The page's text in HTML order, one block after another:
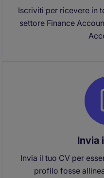
Iscriviti per ricevere in
settore Finance
Invia
Invia il tuo CV per
profilo fosse